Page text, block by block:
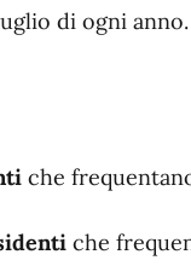
di ogni anno.
che
che